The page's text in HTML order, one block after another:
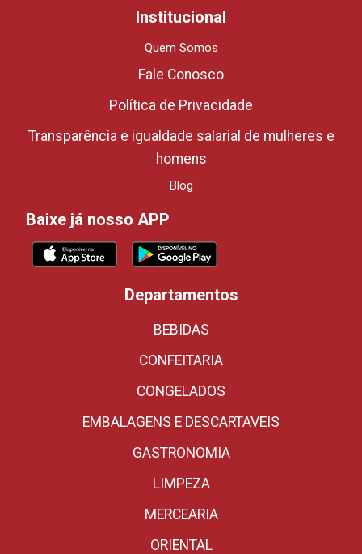
Institucional
Quem Somos
Fale Conosco
Política de Privacidade
Transparência e igualdade salarial de mulheres e
homens
Blog
Baixe já nosso APP
Departamentos
BEBIDAS
CONFEITARIA
CONGELADOS
EMBALAGENS E DESCARTAVEIS
GASTRONOMIA
LIMPEZA
MERCEARIA
ORIENTAL